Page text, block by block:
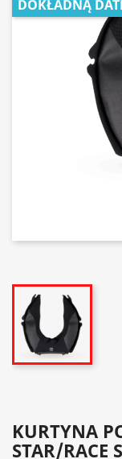
DOKŁADNĄ
KURTYNA
STAR/RACE